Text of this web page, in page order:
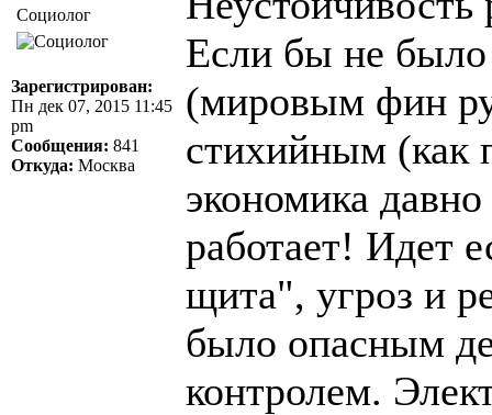
Социолог
Зарегистрирован:
Пн дек 07, 2015 11:45
pm
Сообщения: 841
Откуда: Москва
Если бы не было
(мировым фин
стихийным (как
экономика
работает! Идет
щита", угроз и
было опасным
контролем.